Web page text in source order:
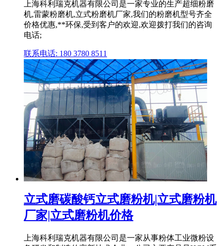
上海科利瑞克机器有限公司是一家专业的生产超细粉磨
机,雷蒙粉磨机,立式粉磨机厂家,我们的粉磨机型号齐全
价格优惠,**环保,受到客户的欢迎,欢迎拨打我们的咨询
电话;
联系电话: 180 3780 8511
立式磨碳酸钙立式磨粉机|立式磨粉机
厂家|立式磨粉机价格
上海科利瑞克机器有限公司是一家从事粉体工业微粉设